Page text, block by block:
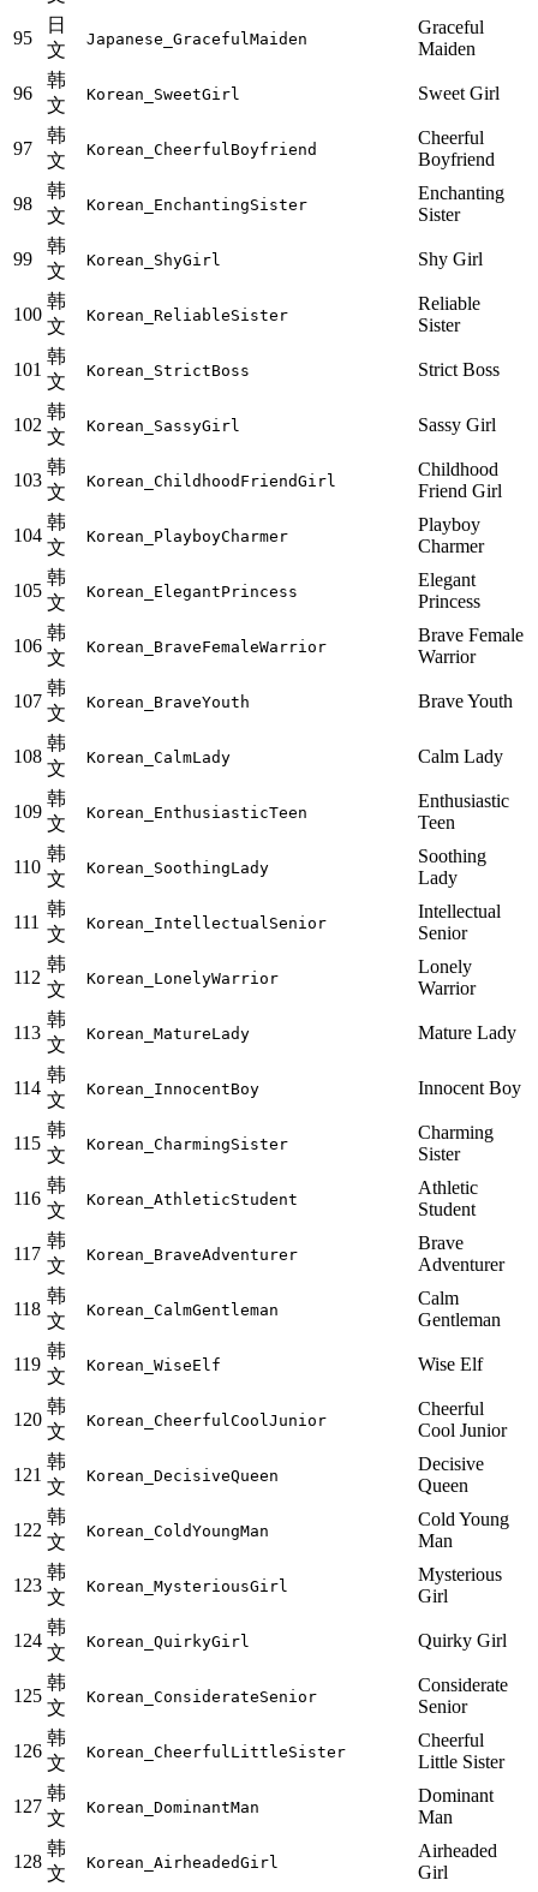
95
日
文
Japanese_GracefulMaiden
Graceful
Maiden
96
韩
文
Korean_SweetGirl Sweet Girl
97
韩
文
Korean_CheerfulBoyfriend
Cheerful
Boyfriend
98
韩
文
Korean_EnchantingSister
Enchanting
Sister
99
韩
文
Korean_ShyGirl Shy Girl
100
韩
文
Korean_ReliableSister
Reliable
Sister
101
韩
文
Korean_StrictBoss Strict Boss
102
韩
文
Korean_SassyGirl Sassy Girl
103
韩
文
Korean_ChildhoodFriendGirl
Childhood
Friend Girl
104
韩
文
Korean_PlayboyCharmer
Playboy
Charmer
105
韩
文
Korean_ElegantPrincess
Elegant
Princess
106
韩
文
Korean_BraveFemaleWarrior
Brave Female
Warrior
107
韩
文
Korean_BraveYouth Brave Youth
108
韩
文
Korean_CalmLady Calm Lady
109
韩
文
Korean_EnthusiasticTeen
Enthusiastic
Teen
110
韩
文
Korean_SoothingLady
Soothing
Lady
111
韩
文
Korean_IntellectualSenior
Intellectual
Senior
112
韩
文
Korean_LonelyWarrior
Lonely
Warrior
113
韩
文
Korean_MatureLady Mature Lady
114
韩
文
Korean_InnocentBoy Innocent Boy
115
韩
文
Korean_CharmingSister
Charming
Sister
116
韩
文
Korean_AthleticStudent
Athletic
Student
117
韩
文
Korean_BraveAdventurer
Brave
Adventurer
118
韩
文
Korean_CalmGentleman
Calm
Gentleman
119
韩
文
Korean_WiseElf Wise Elf
120
韩
文
Korean_CheerfulCoolJunior
Cheerful
Cool Junior
121
韩
文
Korean_DecisiveQueen
Decisive
Queen
122
韩
文
Korean_ColdYoungMan
Cold Young
Man
123
韩
文
Korean_MysteriousGirl
Mysterious
Girl
124
韩
文
Korean_QuirkyGirl Quirky Girl
125
韩
文
Korean_ConsiderateSenior
Considerate
Senior
126
韩
文
Korean_CheerfulLittleSister
Cheerful
Little Sister
127
韩
文
Korean_DominantMan
Dominant
Man
128
韩
文
Korean_AirheadedGirl
Airheaded
Girl